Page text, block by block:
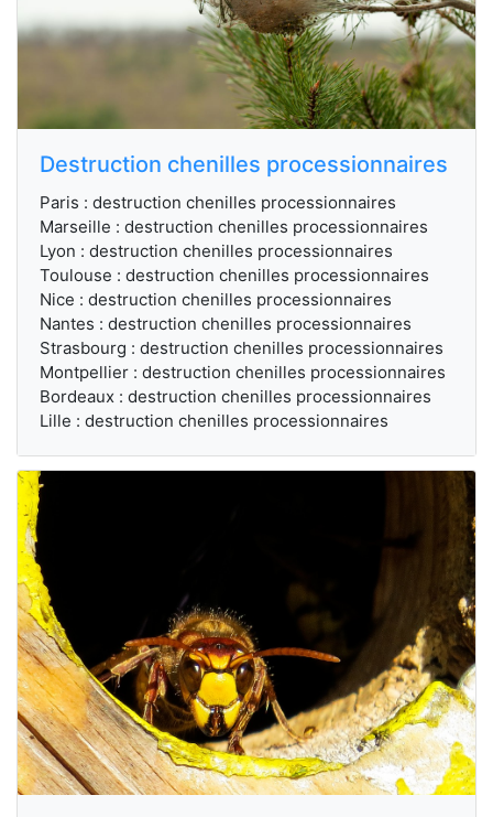
Destruction chenilles processionnaires
Paris : destruction chenilles processionnaires
Marseille : destruction chenilles processionnaires
Lyon : destruction chenilles processionnaires
Toulouse : destruction chenilles processionnaires
Nice : destruction chenilles processionnaires
Nantes : destruction chenilles processionnaires
Strasbourg : destruction chenilles processionnaires
Montpellier : destruction chenilles processionnaires
Bordeaux : destruction chenilles processionnaires
Lille : destruction chenilles processionnaires